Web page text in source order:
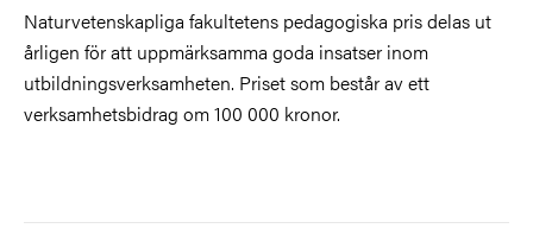
Naturvetenskapliga fakultetens pedagogiska pris delas ut
årligen för att uppmärksamma goda insatser inom
utbildningsverksamheten. Priset som består av ett
verksamhetsbidrag om 100 000 kronor.